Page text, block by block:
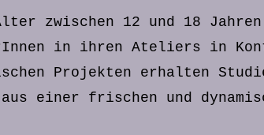
zwischen 12 und 18
in ihren Ateliers in
Projekten erhalten
einer frischen und